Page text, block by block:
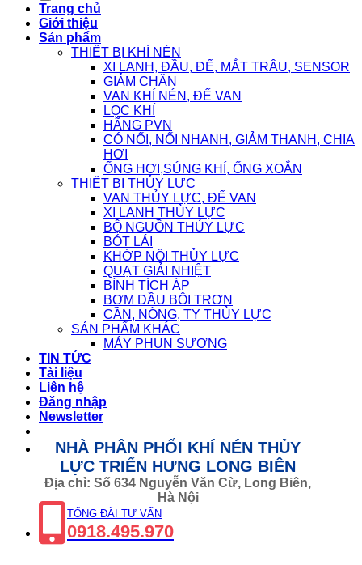
Trang chủ
Giới thiệu
Sản phẩm
THIẾT BỊ KHÍ NÉN
XI LANH, ĐẦU, ĐẾ, MẮT TRÂU, SENSOR
GIẢM CHẤN
VAN KHÍ NÉN, ĐẾ VAN
LỌC KHÍ
HÃNG PVN
CÓ NỐI, NỐI NHANH, GIẢM THANH, CHIA
HƠI
ỐNG HƠI,SÚNG KHÍ, ỐNG XOẮN
THIẾT BỊ THỦY LỰC
VAN THỦY LỰC, ĐẾ VAN
XI LANH THỦY LỰC
BỘ NGUỒN THỦY LỰC
BÓT LÁI
KHỚP NỐI THỦY LỰC
QUẠT GIẢI NHIỆT
BÌNH TÍCH ÁP
BƠM DẦU BÔI TRƠN
CẦN, NÒNG, TY THỦY LỰC
SẢN PHẨM KHÁC
MÁY PHUN SƯƠNG
TIN TỨC
Tài liệu
Liên hệ
Đăng nhập
Newsletter
NHÀ PHÂN PHỐI KHÍ NÉN THỦY
LỰC TRIỂN HƯNG LONG BIÊN
Địa chỉ: Số 634 Nguyễn Văn Cừ, Long Biên,
Hà Nội
TỔNG ĐÀI TƯ VẤN
0918.495.970